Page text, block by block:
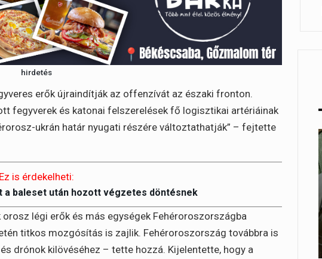
hirdetés
erők újraindítják az offenzívát az északi fronton.
fegyverek és katonai felszerelések fő logisztikai artériáinak
ukrán határ nyugati részére változtathatják” – fejtette
Ez is érdekelheti:
a baleset után hozott végzetes döntésnek
légi erők és más egységek Fehéroroszországba
titkos mozgósítás is zajlik. Fehéroroszország továbbra is
drónok kilövéséhez – tette hozzá. Kijelentette, hogy a